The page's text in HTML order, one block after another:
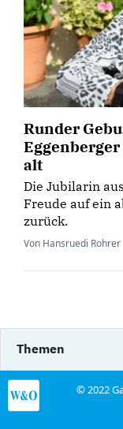
Runder
alt
Die Jubilarin
Freude auf ein
zurück.
Von Hansruedi Rohrer
Themen
© 2022